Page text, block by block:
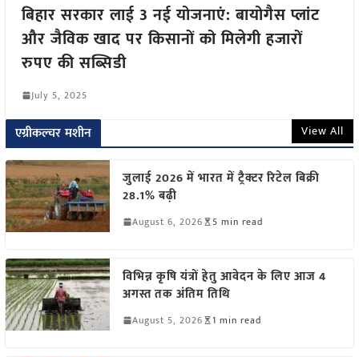
बिहार सरकार लाई 3 नई योजनाएं: बायोगैस प्लांट
और जैविक खाद पर किसानों को मिलेगी हजारों
रुपए की सब्सिडी
July 5, 2025
एग्रीकल्चर मशीन View All
जुलाई 2026 में भारत में ट्रैक्टर रिटेल बिक्री
28.1% बढ़ी
August 6, 2026 5 min read
विभिन्न कृषि यंत्रों हेतु आवेदन के लिए आज 4
अगस्त तक अंतिम तिथि
August 5, 2026 1 min read